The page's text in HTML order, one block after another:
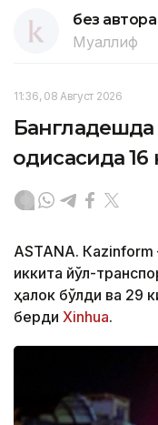
без автора
Муаллиф
11:36, 08 Август 2026
Бангладешда
ҳодисасида
ASTANА.
иккита йўл-
ҳалок бўлди ва 29
берди Xinhua.